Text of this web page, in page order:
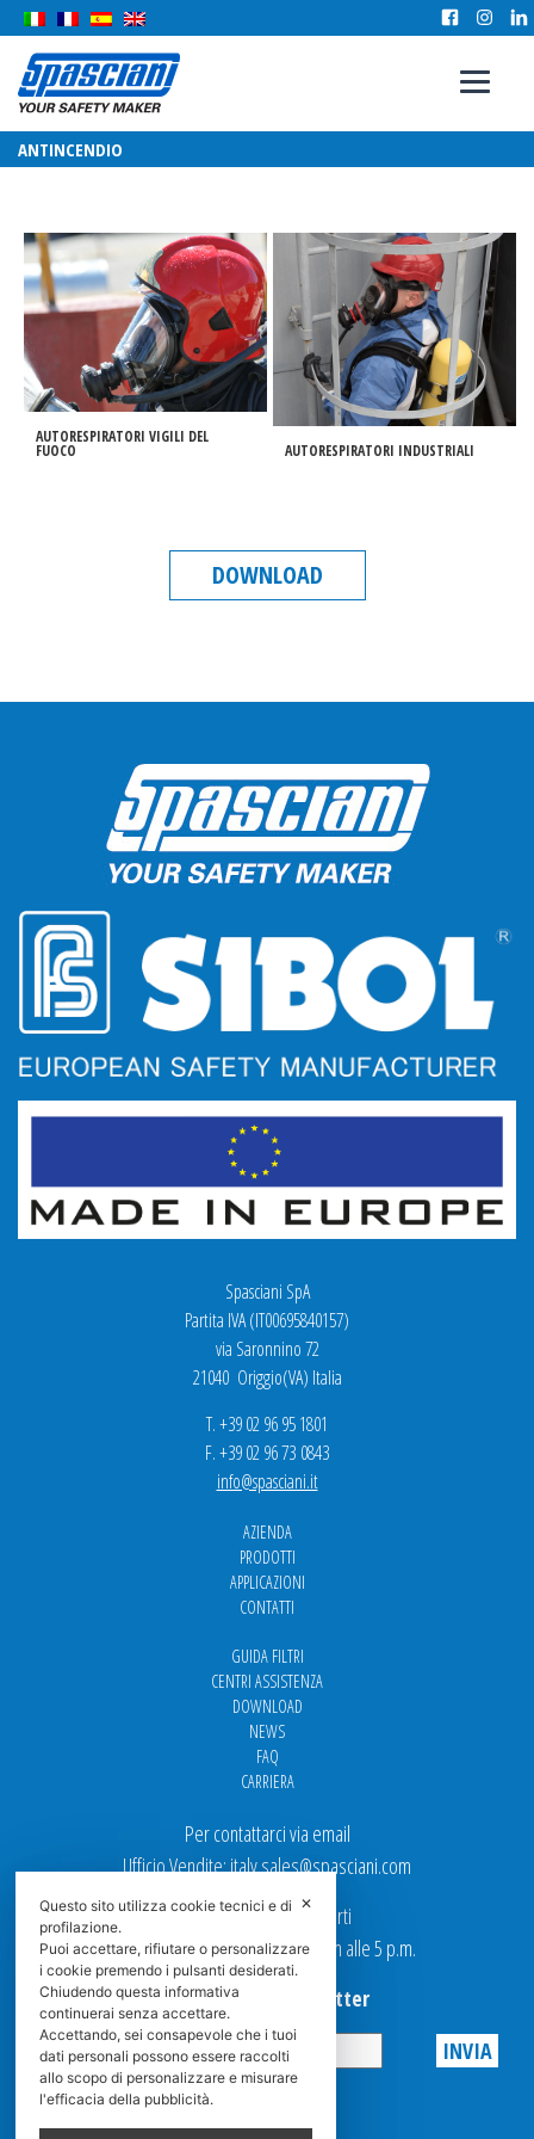
ANTINCENDIO
AUTORESPIRATORI VIGILI DEL
FUOCO AUTORESPIRATORI INDUSTRIALI
DOWNLOAD
Spasciani SpA
Partita IVA (IT00695840157)
via Saronnino 72
21040 Origgio(VA) Italia
T. +39 02 96 95 1801
F. +39 02 96 73 0843
info@spasciani.it
AZIENDA
PRODOTTI
APPLICAZIONI
CONTATTI
GUIDA FILTRI
CENTRI ASSISTENZA
DOWNLOAD
NEWS
FAQ
CARRIERA
Per contattarci via email
Ufficio Vendite: italy.sales@spasciani.com
I nostri uffici sono aperti
dal Lunedi al Venerdi dalle 9 a.m alle 5 p.m.
Iscriviti alla Newsletter
Privacy
✕
Questo sito utilizza cookie tecnici e di
profilazione.
Puoi accettare, rifiutare o personalizzare
i cookie premendo i pulsanti desiderati.
Chiudendo questa informativa
continuerai senza accettare.
Accettando, sei consapevole che i tuoi
dati personali possono essere raccolti
allo scopo di personalizzare e misurare
l'efficacia della pubblicità.